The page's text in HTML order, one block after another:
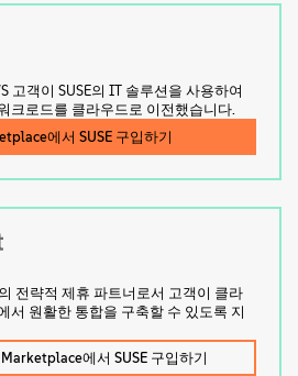
고객이 SUSE의 IT 솔루션을 사용하여
크로드를 클라우드로 이전했습니다.
에서 SUSE 구입하기
전략적 제휴 파트너로서 고객이 클라
서 원활한 통합을 구축할 수 있도록 지
에서 SUSE 구입하기